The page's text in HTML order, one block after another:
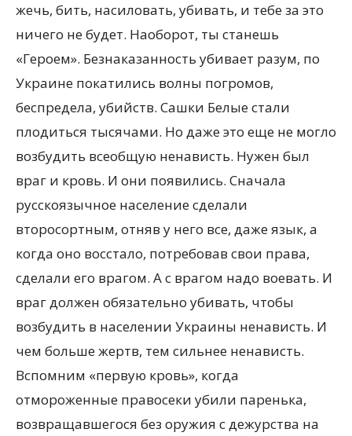
жечь, бить, насиловать, убивать, и тебе за это
ничего не будет. Наоборот, ты станешь
«Героем». Безнаказанность убивает разум, по
Украине покатились волны погромов,
беспредела, убийств. Сашки Белые стали
плодиться тысячами. Но даже это еще не могло
возбудить всеобщую ненависть. Нужен был
враг и кровь. И они появились. Сначала
русскоязычное население сделали
второсортным, отняв у него все, даже язык, а
когда оно восстало, потребовав свои права,
сделали его врагом. А с врагом надо воевать. И
враг должен обязательно убивать, чтобы
возбудить в населении Украины ненависть. И
чем больше жертв, тем сильнее ненависть.
Вспомним «первую кровь», когда
отмороженные правосеки убили паренька,
возвращавшегося без оружия с дежурства на